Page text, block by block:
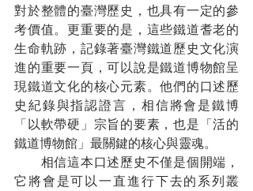
對於整體的臺灣歷史，也具有一定的參
考價值。更重要的是，這些鐵道耆老的
生命軌跡，記錄著臺灣鐵道歷史文化演
進的重要一頁，可以說是鐵道博物館呈
現鐵道文化的核心元素。他們的口述歷
史紀錄與指認證言，相信將會是鐵博
「以軟帶硬」宗旨的要素，也是「活的
鐵道博物館」最關鍵的核心與靈魂。
相信這本口述歷史不僅是個開端，
它將會是可以一直進行下去的系列叢